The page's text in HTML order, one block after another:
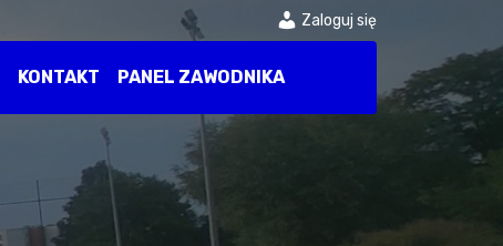
Zaloguj się
KONTAKT PANEL ZAWODNIKA